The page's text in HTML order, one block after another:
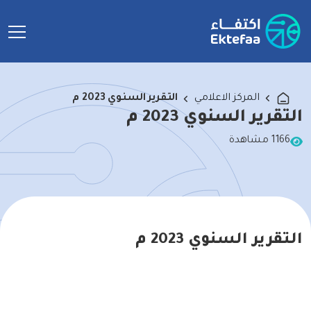
المركز الاعلامي التقرير السنوي 2023 م
التقرير السنوي 2023 م
1166 مشاهدة
التقرير السنوي 2023 م